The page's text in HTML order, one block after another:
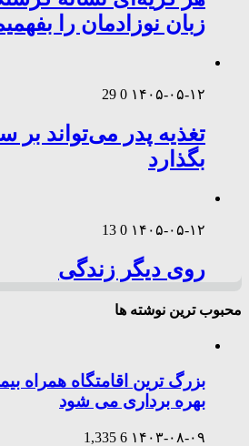
زبان نوزادمان را
۱۴۰۵-۰۵-۱۲ 0
29
تغذیه پدر می‌تواند بر
بگذارد
۱۴۰۵-۰۵-۱۲ 0
13
روی دیگر زندگی
محبوب ترین نوشته ها
بزرگ ترین اقامتگاه همراه
بهره برداری می شود
۱۴۰۳-۰۸-۰۹ 6
1,335